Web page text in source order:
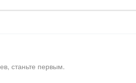
станьте первым.